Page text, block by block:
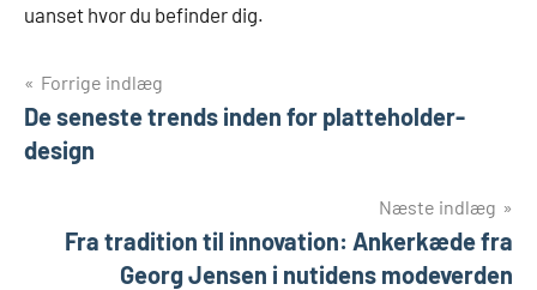
uanset hvor du befinder dig.
Indlægsnavigation
Forrige indlæg
De seneste trends inden for platteholder-
design
Næste indlæg
Fra tradition til innovation: Ankerkæde fra
Georg Jensen i nutidens modeverden